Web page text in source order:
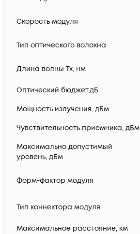
Скорость модуля
Тип оптического волокна
Длина волны Tx, нм
Оптический бюджет,дБ
Мощность излучения, дБм
Чувствительность приемника, дБм
Максимально допустимый
уровень, дБм
Форм-фактор модуля
Тип коннектора модуля
Максимальное расстояние, км